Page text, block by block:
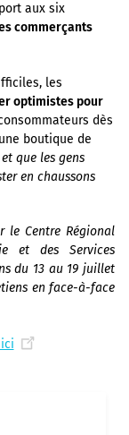
aux six
commerçants
les
optimistes pour
dès
boutique de
que les gens
en chaussons
le Centre Régional
et des Services
du 13 au 19 juillet
en face-à-face